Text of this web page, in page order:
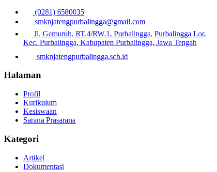
(0281) 6580035
smknjatengpurbalingga@gmail.com
Jl. Gemuruh, RT.4/RW.1, Purbalingga, Purbalingga Lor,
Kec. Purbalingga, Kabupaten Purbalingga, Jawa Tengah
smknjatengpurbalingga.sch.id
Halaman
Profil
Kurikulum
Kesiswaan
Sarana Prasarana
Kategori
Artikel
Dokumentasi